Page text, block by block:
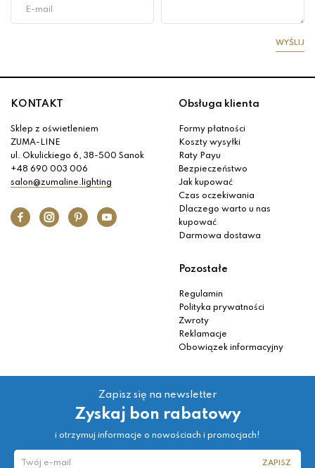
WYŚLIJ
KONTAKT
Sklep z oświetleniem
ZUMA-LINE
ul. Okulickiego 6, 38-500 Sanok
+48 690 003 006
salon@zumaline.lighting
Obsługa klienta
Formy płatności
Koszty wysyłki
Raty Payu
Bezpieczeństwo
Jak kupować
Czas oczekiwania
Dlaczego warto u nas
kupować
Darmowa dostawa
Pozostałe
Regulamin
Polityka prywatności
Zwroty
Reklamacje
Obowiązek informacyjny
Zapisz się na newsletter
Zyskaj bon rabatowy
i otrzymuj informacje o nowościach i promocjach!
ZAPISZ